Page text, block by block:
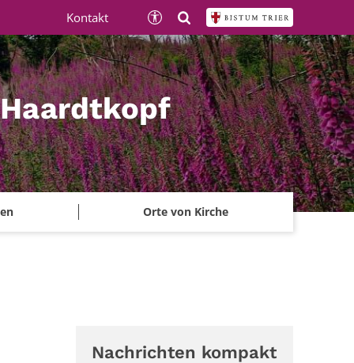
Orte von Kirche
Kontakt
Nachrichten kompakt